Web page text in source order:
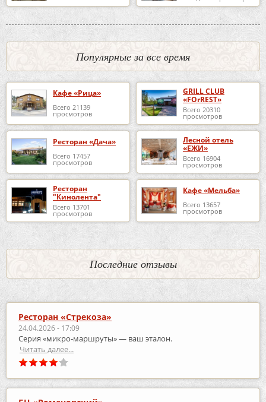
Популярные за все время
Кафе «Рица»
Всего 21139
просмотров
GRILL CLUB
«FOrREST»
Всего 20310
просмотров
Ресторан «Дача»
Всего 17457
просмотров
Лесной отель
«ЕЖИ»
Всего 16904
просмотров
Ресторан
"Кинолента"
Всего 13701
просмотров
Кафе «Мельба»
Всего 13657
просмотров
Последние отзывы
Ресторан «Стрекоза»
24.04.2026 - 17:09
Серия «микро‑маршруты» — ваш эталон.
Читать далее...